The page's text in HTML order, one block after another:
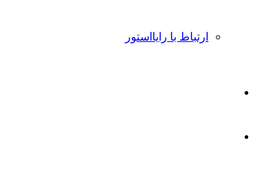
ارتباط با رایااستور